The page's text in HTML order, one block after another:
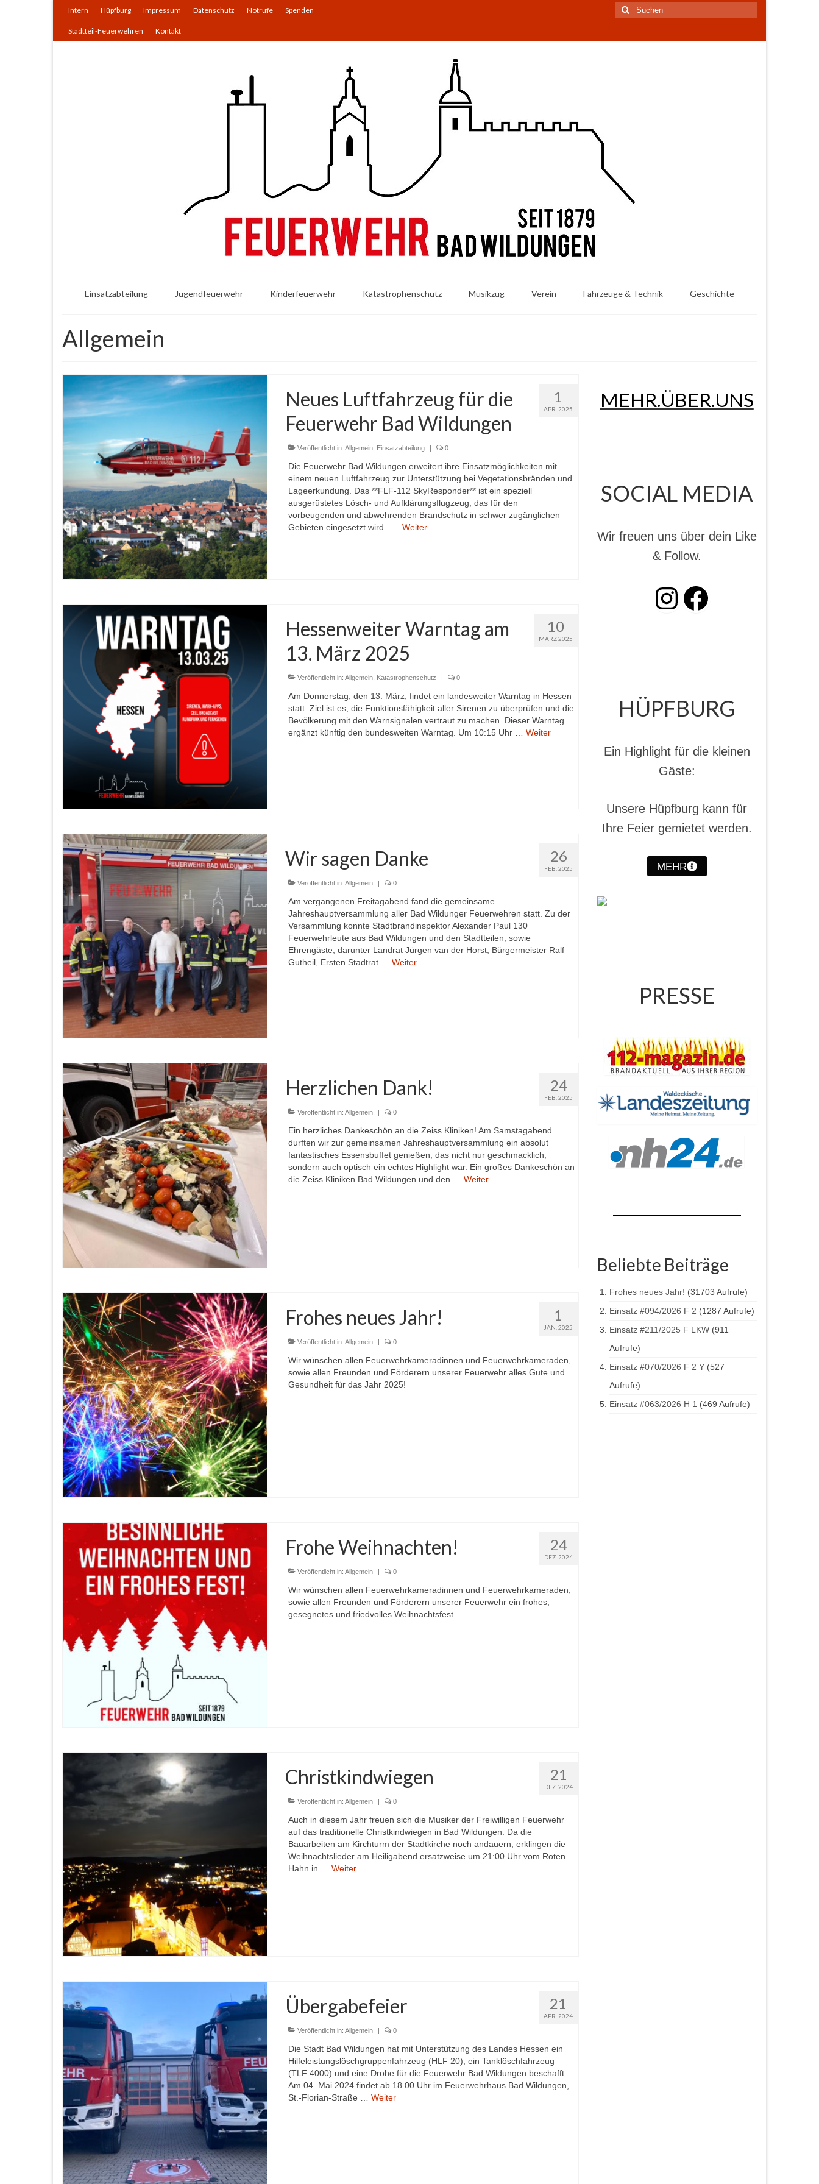
Intern Hüpfburg Impressum Datenschutz Notrufe Spenden
Stadtteil-Feuerwehren Kontakt
Suchen
nach:
Einsatzabteilung Jugendfeuerwehr Kinderfeuerwehr Katastrophenschutz Musikzug Verein Fahrzeuge & Technik Geschichte
Allgemein
1
APR. 2025
Neues Luftfahrzeug für die
Feuerwehr Bad Wildungen
Veröffentlicht in: Allgemein, Einsatzabteilung | 0
Die Feuerwehr Bad Wildungen erweitert ihre Einsatzmöglichkeiten mit
einem neuen Luftfahrzeug zur Unterstützung bei Vegetationsbränden und
Lageerkundung. Das **FLF-112 SkyResponder** ist ein speziell
ausgerüstetes Lösch- und Aufklärungsflugzeug, das für den
vorbeugenden und abwehrenden Brandschutz in schwer zugänglichen
Gebieten eingesetzt wird. … Weiter
10
MÄRZ 2025
Hessenweiter Warntag am
13. März 2025
Veröffentlicht in: Allgemein, Katastrophenschutz | 0
Am Donnerstag, den 13. März, findet ein landesweiter Warntag in Hessen
statt. Ziel ist es, die Funktionsfähigkeit aller Sirenen zu überprüfen und die
Bevölkerung mit den Warnsignalen vertraut zu machen. Dieser Warntag
ergänzt künftig den bundesweiten Warntag. Um 10:15 Uhr … Weiter
26
FEB. 2025
Wir sagen Danke
Veröffentlicht in: Allgemein | 0
Am vergangenen Freitagabend fand die gemeinsame
Jahreshauptversammlung aller Bad Wildunger Feuerwehren statt. Zu der
Versammlung konnte Stadtbrandinspektor Alexander Paul 130
Feuerwehrleute aus Bad Wildungen und den Stadtteilen, sowie
Ehrengäste, darunter Landrat Jürgen van der Horst, Bürgermeister Ralf
Gutheil, Ersten Stadtrat … Weiter
24
FEB. 2025
Herzlichen Dank!
Veröffentlicht in: Allgemein 0
Ein herzliches Dankeschön an die Zeiss Kliniken! Am Samstagabend
durften wir zur gemeinsamen Jahreshauptversammlung ein absolut
fantastisches Essensbuffet genießen, das nicht nur geschmacklich,
sondern auch optisch ein echtes Highlight war. Ein großes Dankeschön an
die Zeiss Kliniken Bad Wildungen und den … Weiter
1
JAN. 2025
Frohes neues Jahr!
Veröffentlicht in: Allgemein | 0
Wir wünschen allen Feuerwehrkameradinnen und Feuerwehrkameraden,
sowie allen Freunden und Förderern unserer Feuerwehr alles Gute und
Gesundheit für das Jahr 2025!
24
DEZ. 2024
Frohe Weihnachten!
Veröffentlicht in: Allgemein | 0
Wir wünschen allen Feuerwehrkameradinnen und Feuerwehrkameraden,
sowie allen Freunden und Förderern unserer Feuerwehr ein frohes,
gesegnetes und friedvolles Weihnachtsfest.
21
DEZ. 2024
Christkindwiegen
Veröffentlicht in: Allgemein | 0
Auch in diesem Jahr freuen sich die Musiker der Freiwilligen Feuerwehr
auf das traditionelle Christkindwiegen in Bad Wildungen. Da die
Bauarbeiten am Kirchturm der Stadtkirche noch andauern, erklingen die
Weihnachtslieder am Heiligabend ersatzweise um 21:00 Uhr vom Roten
Hahn in … Weiter
21
APR. 2024
Übergabefeier
Veröffentlicht in: Allgemein 0
Die Stadt Bad Wildungen hat mit Unterstützung des Landes Hessen ein
Hilfeleistungslöschgruppenfahrzeug (HLF 20), ein Tanklöschfahrzeug
(TLF 4000) und eine Drohe für die Feuerwehr Bad Wildungen beschafft.
Am 04. Mai 2024 findet ab 18.00 Uhr im Feuerwehrhaus Bad Wildungen,
St.-Florian-Straße … Weiter
MEHR.ÜBER.UNS
SOCIAL MEDIA
Wir freuen uns über dein Like
& Follow.
INSTAGRAM Facebook
HÜPFBURG
Ein Highlight für die kleinen
Gäste:
Unsere Hüpfburg kann für
Ihre Feier gemietet werden.
MEHR
PRESSE
Beliebte Beiträge
Frohes neues Jahr! (31703 Aufrufe)
Einsatz #094/2026 F 2 (1287 Aufrufe)
Einsatz #211/2025 F LKW (911
Aufrufe)
Einsatz #070/2026 F 2 Y (527
Aufrufe)
Einsatz #063/2026 H 1 (469 Aufrufe)